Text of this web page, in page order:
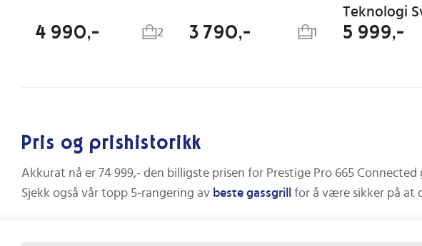
4 990,- 2 3 790,- 1
Teknologi
5 999,-
Pris og prishistorikk
Akkurat nå er 74 999,- den billigste prisen for Prestige Pro 665
Sjekk også vår topp 5-rangering av beste gassgrill for å være sikker på at